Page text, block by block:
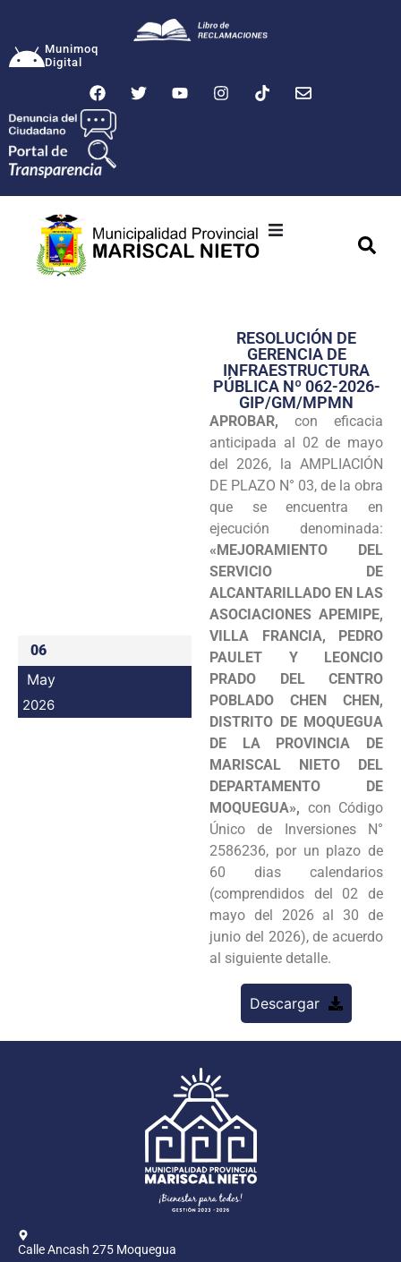
Munimoq
Digital
Transparencia
Seguridad
Programas
Intranet
06
May
2026
RESOLUCIÓN DE
GERENCIA DE
INFRAESTRUCTURA
PÚBLICA Nº 062-2026-
GIP/GM/MPMN
APROBAR, con eficacia
anticipada al 02 de mayo
del 2026, la AMPLIACIÓN
DE PLAZO N° 03, de la obra
que se encuentra en
ejecución denominada:
«MEJORAMIENTO DEL
SERVICIO DE
ALCANTARILLADO EN LAS
ASOCIACIONES APEMIPE,
VILLA FRANCIA, PEDRO
PAULET Y LEONCIO
PRADO DEL CENTRO
POBLADO CHEN CHEN,
DISTRITO DE MOQUEGUA
DE LA PROVINCIA DE
MARISCAL NIETO DEL
DEPARTAMENTO DE
MOQUEGUA», con Código
Único de Inversiones N°
2586236, por un plazo de
60 dias calendarios
(comprendidos del 02 de
mayo del 2026 al 30 de
junio del 2026), de acuerdo
al siguiente detalle.
Descargar
Calle Ancash 275 Moquegua